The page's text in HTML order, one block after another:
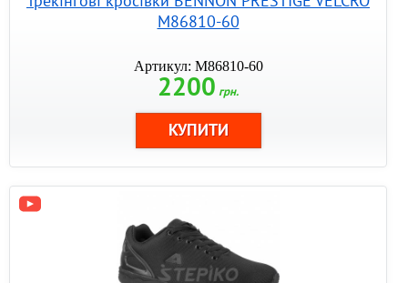
M86810-60
Артикул: M86810-60
2200 грн.